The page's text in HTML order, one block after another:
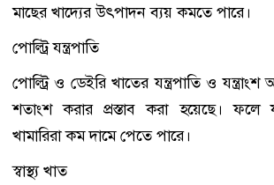
মাছের খাদ্যের উৎপাদন ব্যয় কমতে পারে।
পোল্ট্রি যন্ত্রপাতি
পোল্ট্রি ও ডেইরি খাতের যন্ত্রপাতি ও
শতাংশ করার প্রস্তাব করা হয়েছে। ফলে
খামারিরা কম দামে পেতে পারে।
স্বাস্থ্য খাত